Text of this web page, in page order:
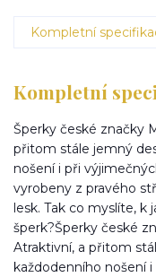
Kompletní
Kompletní
Šperky české značky
přitom stále jemný
nošení i při
vyrobeny z pravého
lesk. Tak co myslíte,
šperk?Šperky české
Atraktivní, a přitom
každodenního nošení